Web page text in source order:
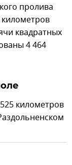
пролива
квадратных
4 464
километров